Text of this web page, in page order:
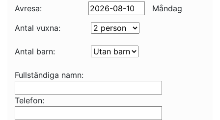
Avresa:
Måndag
Antal vuxna:
Antal barn:
Fullständiga namn:
Telefon: